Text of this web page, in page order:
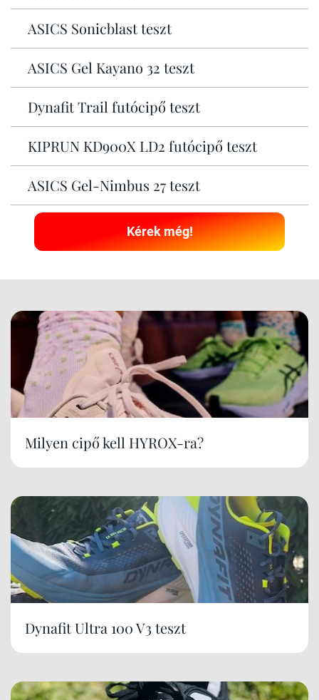
ASICS Sonicblast teszt
ASICS Gel Kayano 32 teszt
Dynafit Trail futócipő teszt
KIPRUN KD900X LD2 futócipő teszt
ASICS Gel-Nimbus 27 teszt
Kérek még!
Milyen cipő kell HYROX-ra?
Dynafit Ultra 100 V3 teszt